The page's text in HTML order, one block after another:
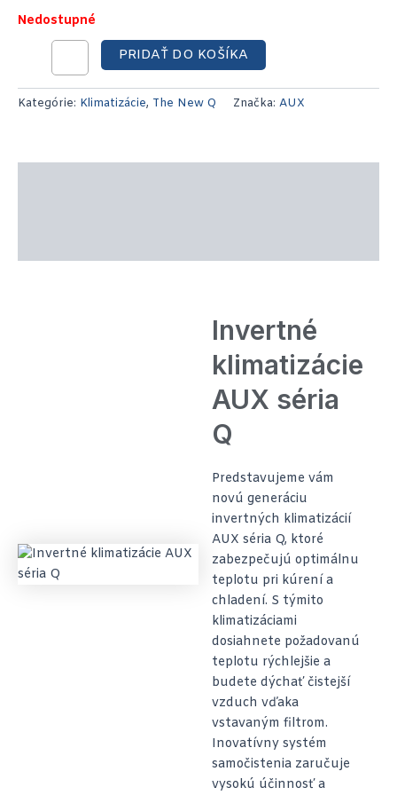
Nedostupné
PRIDAŤ DO KOŠÍKA
Kategórie: Klimatizácie, The New Q Značka: AUX
Invertné
klimatizácie
AUX séria
Q
Predstavujeme vám
novú generáciu
invertných klimatizácií
AUX séria Q, ktoré
zabezpečujú optimálnu
teplotu pri kúrení a
chladení. S týmito
klimatizáciami
dosiahnete požadovanú
teplotu rýchlejšie a
budete dýchať čistejší
vzduch vďaka
vstavaným filtrom.
Inovatívny systém
samočistenia zaručuje
vysokú účinnosť a